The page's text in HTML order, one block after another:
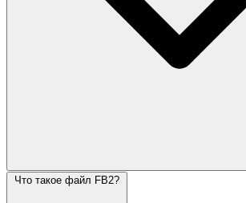
Что такое файл FB2?